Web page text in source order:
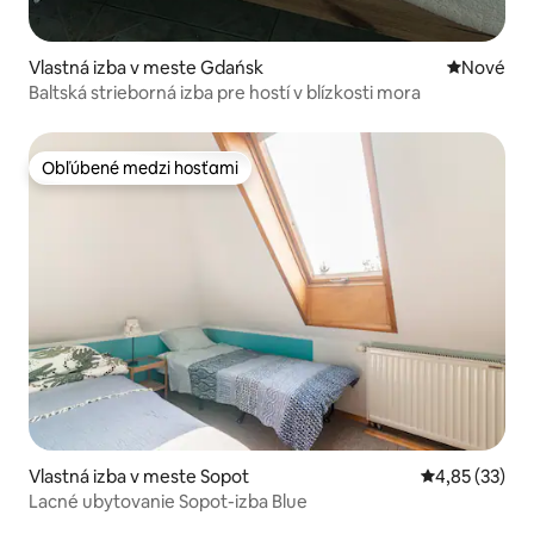
Vlastná izba v meste Gdańsk Nové
Nové
Baltská strieborná izba pre hostí v blízkosti mora
Obľúbené medzi hosťami
Obľúbené medzi hosťami
Vlastná izba v meste Sopot Priemerné
4,85 (33)
Lacné ubytovanie Sopot-izba Blue